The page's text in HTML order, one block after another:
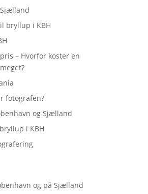
bryllup i KBH
– Hvorfor koster en
fotografen?
og Sjælland
i KBH
og på Sjælland